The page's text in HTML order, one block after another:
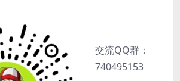
交流QQ群：
740495153